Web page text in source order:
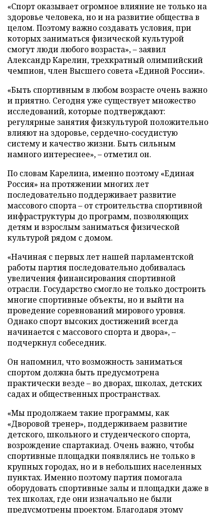
«Спорт оказывает огромное влияние не только на
здоровье человека, но и на развитие общества в
целом. Поэтому важно создавать условия, при
которых заниматься физической культурой
смогут люди любого возраста», – заявил
Александр Карелин, трехкратный олимпийский
чемпион, член Высшего совета «Единой России».
«Быть спортивным в любом возрасте очень важно
и приятно. Сегодня уже существует множество
исследований, которые подтверждают:
регулярные занятия физкультурой положительно
влияют на здоровье, сердечно-сосудистую
систему и качество жизни. Быть сильным
намного интереснее», – отметил он.
По словам Карелина, именно поэтому «Единая
Россия» на протяжении многих лет
последовательно поддерживает развитие
массового спорта – от строительства спортивной
инфраструктуры до программ, позволяющих
детям и взрослым заниматься физической
культурой рядом с домом.
«Начиная с первых лет нашей парламентской
работы партия последовательно добивалась
увеличения финансирования спортивной
отрасли. Государство смогло не только достроить
многие спортивные объекты, но и выйти на
проведение соревнований мирового уровня.
Однако спорт высоких достижений всегда
начинается с массового спорта и двора», –
подчеркнул собеседник.
Он напомнил, что возможность заниматься
спортом должна быть предусмотрена
практически везде – во дворах, школах, детских
садах и общественных пространствах.
«Мы продолжаем такие программы, как
«Дворовой тренер», поддерживаем развитие
детского, школьного и студенческого спорта,
возрождение спартакиад. Очень важно, чтобы
спортивные площадки появлялись не только в
крупных городах, но и в небольших населенных
пунктах. Именно поэтому партия помогала
оборудовать спортивные залы и площадки даже в
тех школах, где они изначально не были
предусмотрены проектом. Благодаря этому